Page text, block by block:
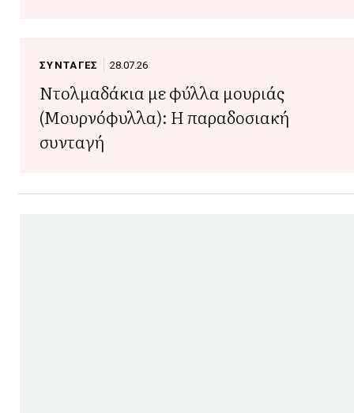
ΣΥΝΤΑΓΕΣ 28.07.26
Ντολμαδάκια με φύλλα μουριάς
(Μουρνόφυλλα): Η παραδοσιακή
συνταγή